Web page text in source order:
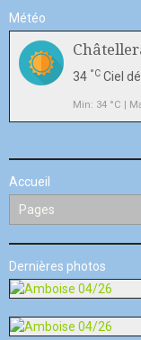
Météo
34 °C Ciel
Min: 34 °C |
Accueil
Dernières photos